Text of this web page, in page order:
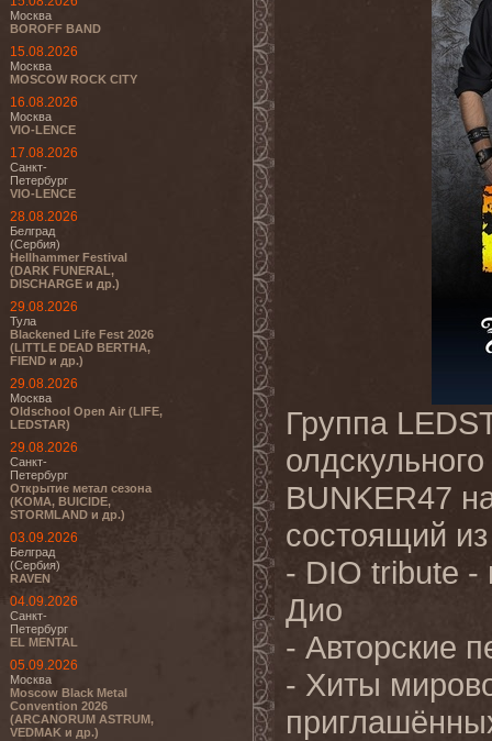
Москва
BOROFF BAND
15.08.2026
Москва
MOSCOW ROCK CITY
16.08.2026
Москва
VIO-LENCE
17.08.2026
Санкт-
Петербург
VIO-LENCE
28.08.2026
Белград
(Сербия)
Hellhammer Festival
(DARK FUNERAL,
DISCHARGE и др.)
29.08.2026
Тула
Blackened Life Fest 2026
(LITTLE DEAD BERTHA,
FIEND и др.)
29.08.2026
Москва
Oldschool Open Air (LIFE,
LEDSTAR)
29.08.2026
Санкт-
Петербург
Открытие метал сезона
(KOMA, BUICIDE,
STORMLAND и др.)
03.09.2026
Белград
(Сербия)
RAVEN
04.09.2026
Санкт-
Петербург
EL MENTAL
05.09.2026
Москва
Moscow Black Metal
Convention 2026
(ARCANORUM ASTRUM,
VEDMAK и др.)
Группа
BUNKER47
состоящий
- DIO tribute
Дио
- Авторские
- Хиты